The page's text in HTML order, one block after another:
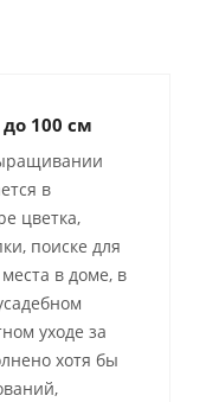
100 см
в
цветка,
поиске для
в доме, в
уходе за
хотя бы